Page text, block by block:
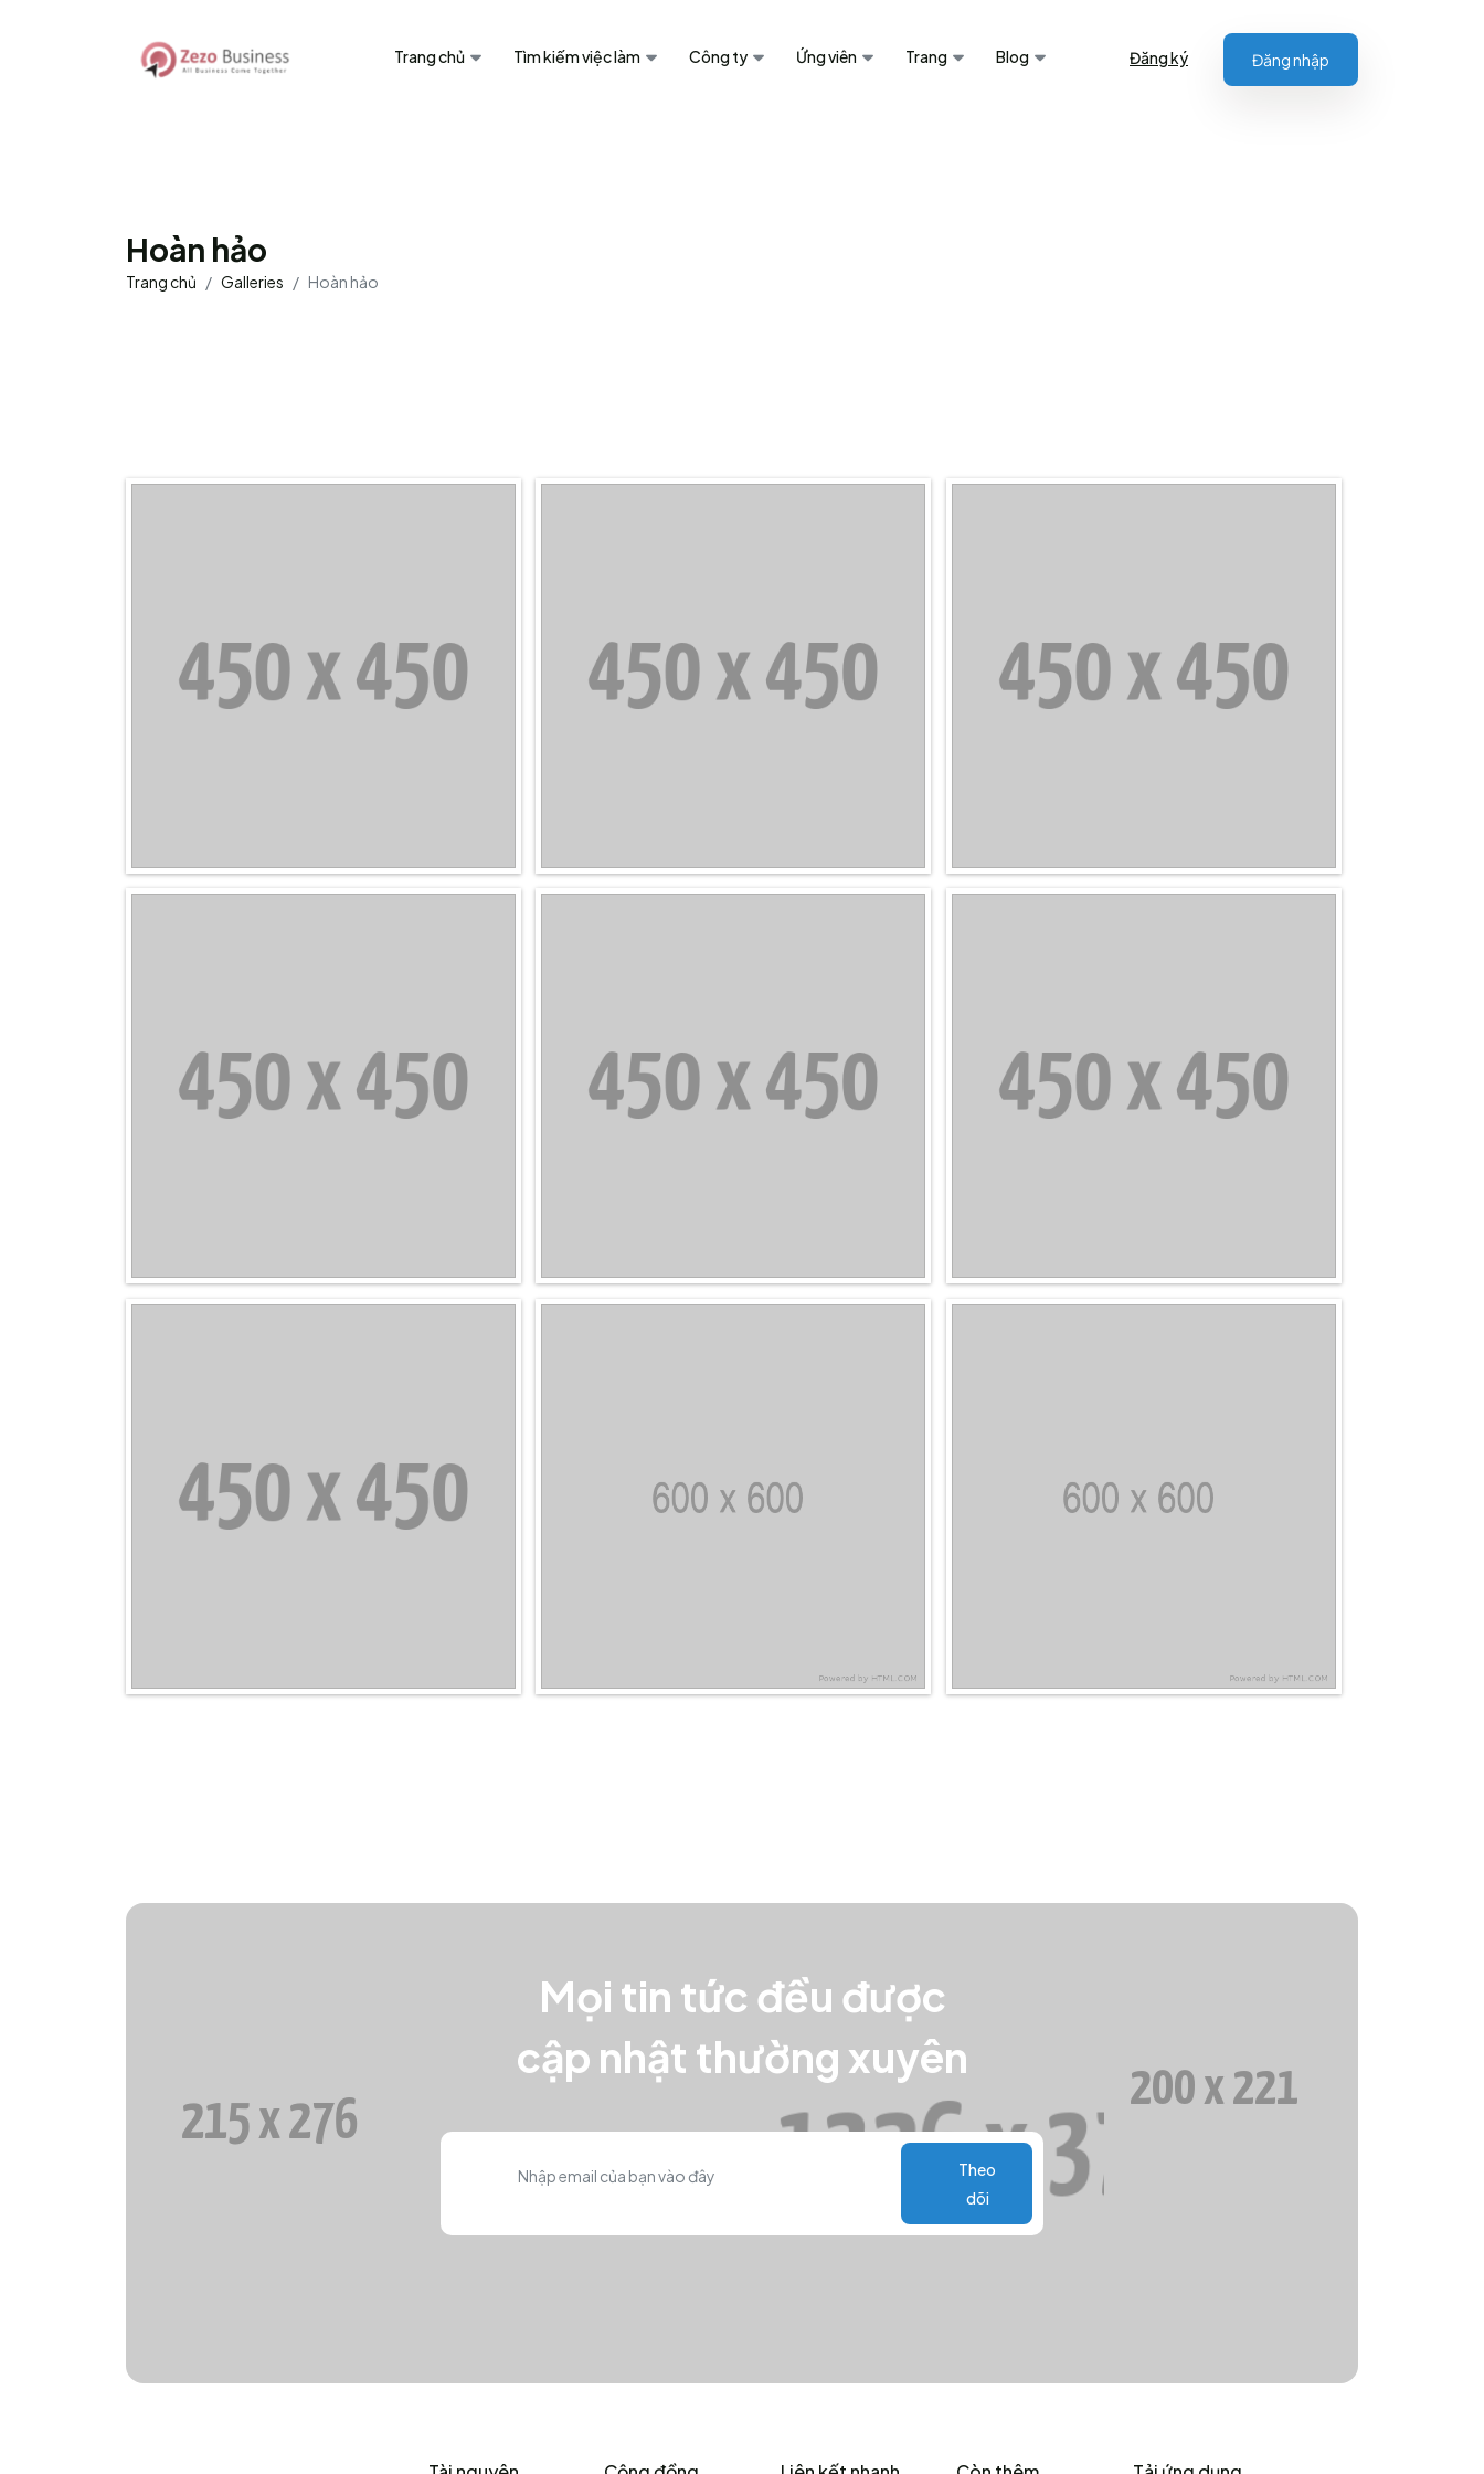
Trang chủ Tìm kiếm việc làm Công ty Ứng viên Trang Blog Đăng ký Đăng nhập
Hoàn hảo
Trang chủ Galleries Hoàn hảo
Mọi tin tức đều được
cập nhật thường xuyên
Theo
dõi